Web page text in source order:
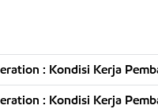
: Kondisi Kerja
: Kondisi Kerja